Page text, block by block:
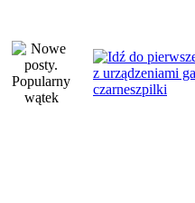
z urządzeniami
czarneszpilki